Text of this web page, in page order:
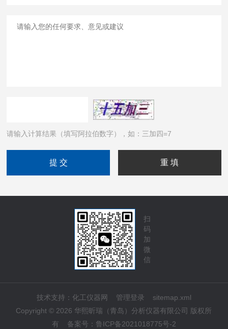
请输入计算结果（填写阿拉伯数字），如：三加四=7
扫
码
加
微
信
技术支持： 化工仪器网 管理登录
sitemap.xml
Copyright © 2026 华熙昕瑞（青岛）分析仪器有限公司 版权所
有 备案号： 鲁ICP备2021018775号-2